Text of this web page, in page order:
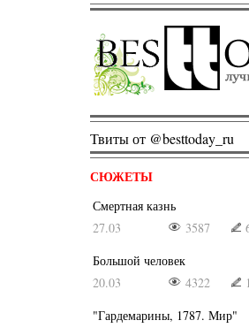
Твиты от @besttoday_ru
СЮЖЕТЫ
Смертная казнь
27.03
3587
Большой человек
20.03
4322
"Гардемарины, 1787. Мир"